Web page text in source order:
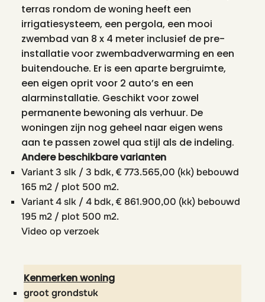
terras rondom de woning heeft een
irrigatiesysteem, een pergola, een mooi
zwembad van 8 x 4 meter inclusief de pre-
installatie voor zwembadverwarming en een
buitendouche. Er is een aparte bergruimte,
een eigen oprit voor 2 auto’s en een
alarminstallatie. Geschikt voor zowel
permanente bewoning als verhuur. De
woningen zijn nog geheel naar eigen wens
aan te passen zowel qua stijl als de indeling.
Andere beschikbare varianten
Variant 3 slk / 3 bdk, € 773.565,00 (kk) bebouwd
165 m2 / plot 500 m2.
Variant 4 slk / 4 bdk, € 861.900,00 (kk) bebouwd
195 m2 / plot 500 m2.
Video op verzoek
Kenmerken woning
groot grondstuk